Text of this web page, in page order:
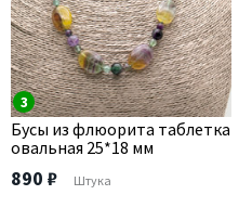
3
Бусы из флюорита таблетка
овальная 25*18 мм
890 ₽ Штука